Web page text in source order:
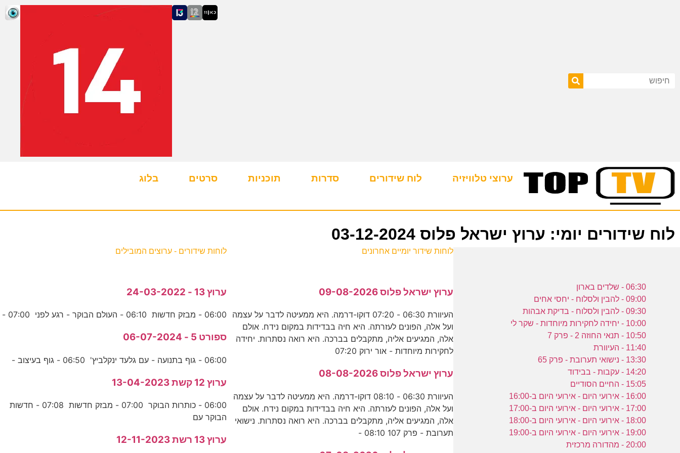
ערוצי טלוויזיה לוח שידורים סדרות תוכניות סרטים בלוג
לוח שידורים יומי: ערוץ ישראל פלוס 03-12-2024
06:30 - שלדים בארון
09:00 - להבין ולסלוח - יחסי אחים
09:30 - להבין ולסלוח - בדיקת אבהות
10:00 - יחידה לחקירות מיוחדות - שקר לי
10:50 - תנאי החוזה 2 - פרק 7
11:40 - העיוורת
13:30 - נישואי תערובת - פרק 65
14:20 - עקבות - בבידוד
15:05 - החיים הסודיים
16:00 - אירועי היום - אירועי היום ב-16:00
17:00 - אירועי היום - אירועי היום ב-17:00
18:00 - אירועי היום - אירועי היום ב-18:00
19:00 - אירועי היום - אירועי היום ב-19:00
20:00 - מהדורה מרכזית
לוחות שידור יומיים אחרונים
ערוץ ישראל פלוס 09-08-2026
העיוורת 06:30 - 07:20 דוקו-דרמה. היא ממעיטה לדבר על עצמה
ועל אלה, הפונים לעזרתה. היא חיה בבדידות במקום נידח. אולם
אלה, המגיעים אליה, מתקבלים בברכה. היא רואה נסתרות. יחידה
לחקירות מיוחדות - אור ירוק 07:20
ערוץ ישראל פלוס 08-08-2026
העיוורת 06:30 - 08:10 דוקו-דרמה. היא ממעיטה לדבר על עצמה
ועל אלה, הפונים לעזרתה. היא חיה בבדידות במקום נידח. אולם
אלה, המגיעים אליה, מתקבלים בברכה. היא רואה נסתרות. נישואי
תערובת - פרק 107 08:10 -
לוחות שידורים - ערוצים המובילים
ערוץ 13 - 24-03-2022
06:00 - מבזק חדשות 06:10 - העולם הבוקר - רגע לפני 07:00 -
ספורט 5 - 06-07-2024
06:00 - גוף בתנועה - עם גלעד ינקלביץ' 06:50 - גוף בעיצוב -
ערוץ 12 קשת 13-04-2023
06:00 - כותרות הבוקר 07:00 - מבזק חדשות 07:08 - חדשות
הבוקר עם
ערוץ 13 רשת 12-11-2023